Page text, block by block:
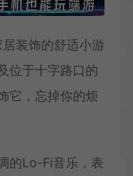
装饰的舒适小游
位于十字路口的
它，忘掉你的烦
的Lo-Fi音乐，表